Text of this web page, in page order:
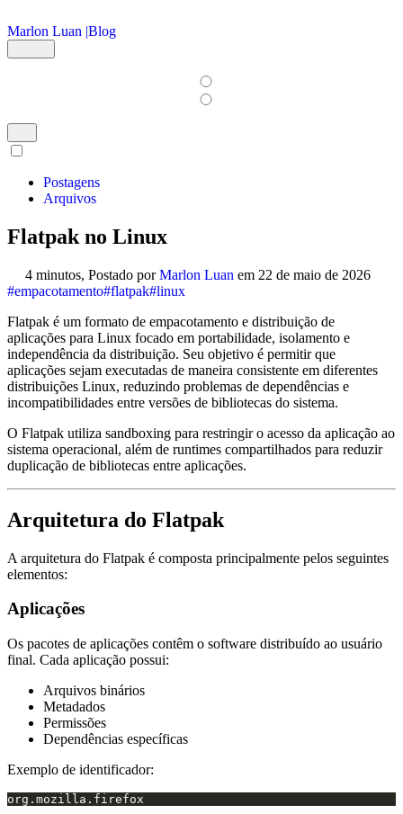
Marlon Luan |Blog
Postagens
Arquivos
Flatpak no Linux
4 minutos, Postado porMarlon Luan em 22 de maio de 2026
#empacotamento#flatpak#linux
Flatpak é um formato de empacotamento e distribuição de
aplicações para Linux focado em portabilidade, isolamento e
independência da distribuição. Seu objetivo é permitir que
aplicações sejam executadas de maneira consistente em diferentes
distribuições Linux, reduzindo problemas de dependências e
incompatibilidades entre versões de bibliotecas do sistema.
O Flatpak utiliza sandboxing para restringir o acesso da aplicação ao
sistema operacional, além de runtimes compartilhados para reduzir
duplicação de bibliotecas entre aplicações.
Arquitetura do Flatpak
A arquitetura do Flatpak é composta principalmente pelos seguintes
elementos:
Aplicações
Os pacotes de aplicações contêm o software distribuído ao usuário
final. Cada aplicação possui:
Arquivos binários
Metadados
Permissões
Dependências específicas
Exemplo de identificador: